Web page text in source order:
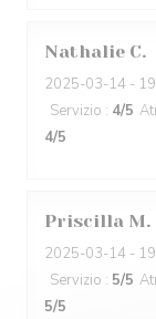
Nathalie C
2025-03-14 -
Servizio : 4/5
4/5
Priscilla M
2025-03-14 -
Servizio : 5/5
5/5